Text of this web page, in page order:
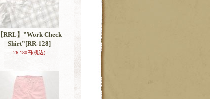
【RRL】”Work Check
Shirt”[RR-128]
26,180円(税込)